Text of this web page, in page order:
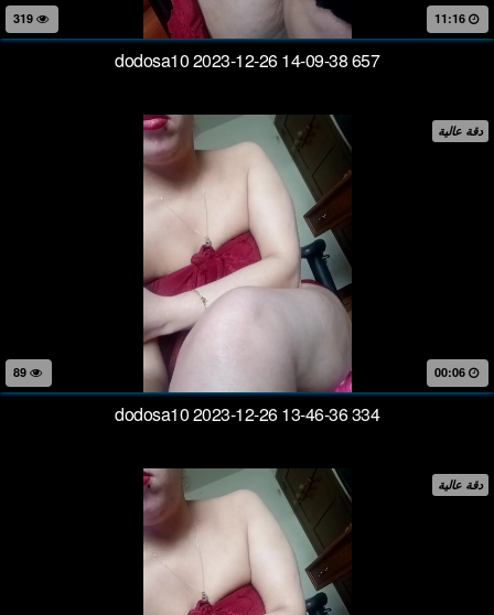
11:16
dodosa10 2023-12-26 14-09-38 657
دقة عالية
00:06
dodosa10 2023-12-26 13-46-36 334
دقة عالية